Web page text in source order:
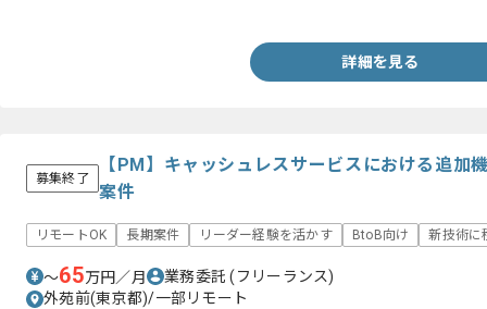
詳細を見る
募集終了
【PM】キャッシュレスサービスにおける追加
案件
リモートOK 長期案件 リーダー経験を活かす BtoB向け 新技術に
〜65万円／月 業務委託(フリーランス)
外苑前(東京都)/一部リモート